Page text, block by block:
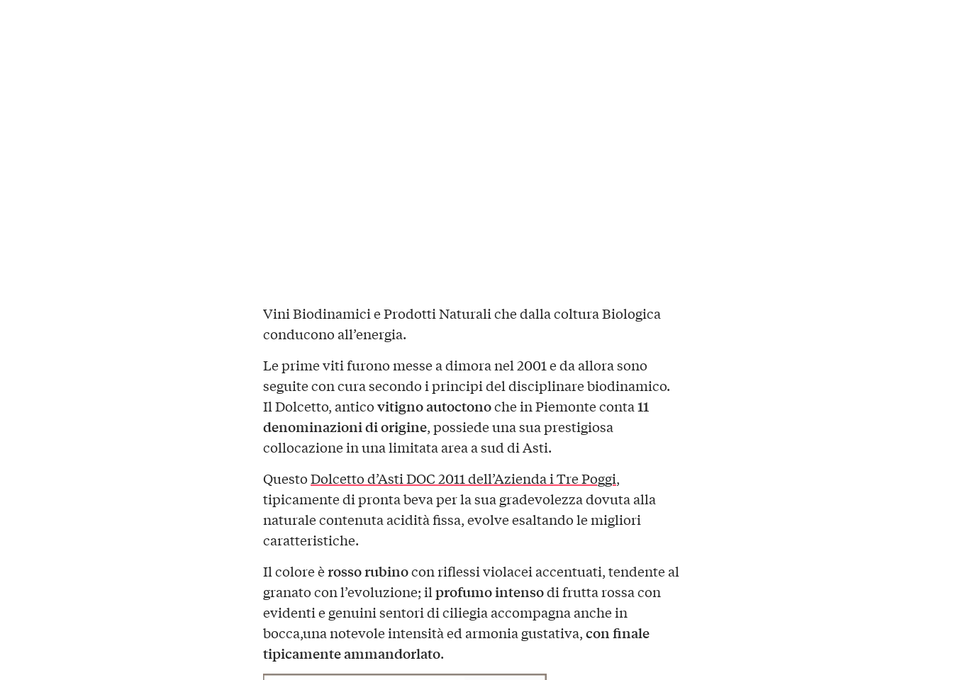
Vini Biodinamici e Prodotti Naturali che dalla coltura Biologica
conducono all’energia.
Le prime viti furono messe a dimora nel 2001 e da allora sono
seguite con cura secondo i principi del disciplinare biodinamico.
Il Dolcetto, anticovitigno autoctonoche in Piemonte conta11
denominazioni di origine, possiede una sua prestigiosa
collocazione in una limitata area a sud di Asti.
QuestoDolcetto d’Asti DOC 2011 dell’Azienda i Tre Poggi,
tipicamente di pronta beva per la sua gradevolezza dovuta alla
naturale contenuta acidità fissa, evolve esaltando le migliori
caratteristiche.
Il colore èrosso rubinocon riflessi violacei accentuati, tendente al
granato con l’evoluzione; ilprofumo intensodi frutta rossa con
evidenti e genuini sentori di ciliegia accompagna anche in
bocca,una notevole intensità ed armonia gustativa,con finale
tipicamente ammandorlato.